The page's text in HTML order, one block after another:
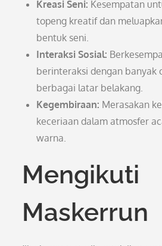
Kreasi Seni: Kesempatan
topeng kreatif dan
bentuk seni.
Interaksi Sosial:
berinteraksi dengan banyak
berbagai latar belakang.
Kegembiraan: Merasakan
keceriaan dalam atmosfer
warna.
Mengikuti
Maskerrun